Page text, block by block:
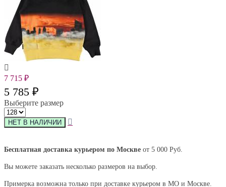
7 715 ₽
5 785 ₽
Выберите размер
Бесплатная доставка курьером по Москве от 5 000 Руб.
Вы можете заказать несколько размеров на выбор.
Примерка возможна только при доставке курьером в МО и Москве.